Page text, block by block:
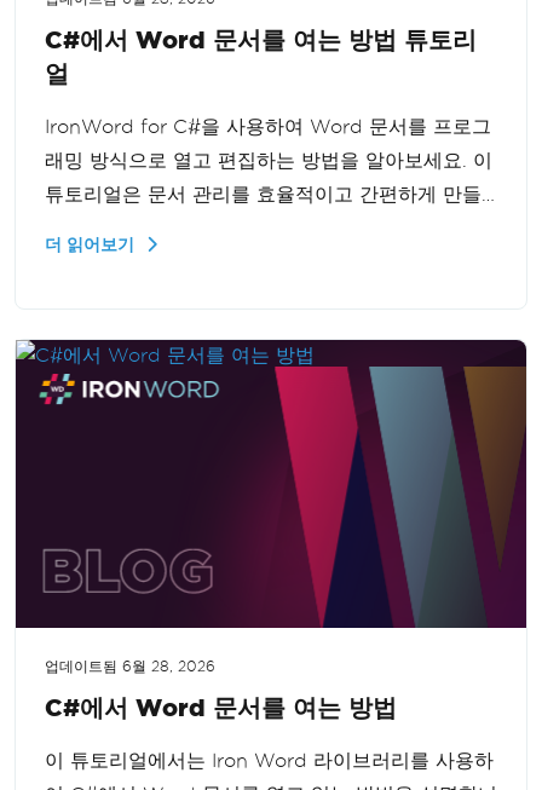
C#에서 Word 문서를 여는 방법 튜토리
얼
IronWord for C#을 사용하여 Word 문서를 프로그
래밍 방식으로 열고 편집하는 방법을 알아보세요. 이
튜토리얼은 문서 관리를 효율적이고 간편하게 만들
더 읽어보기
업데이트됨 6월 28, 2026
C#에서 Word 문서를 여는 방법
이 튜토리얼에서는 Iron Word 라이브러리를 사용하